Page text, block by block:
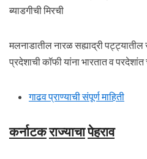
ब्याडगीची मिरची
मलनाडातील नारळ सह्याद्री पट्ट्यातील
प्रदेशाची कॉफी यांना भारतात व
गाढव प्राण्याची संपूर्ण माहिती
कर्नाटकराज्याचापेहराव